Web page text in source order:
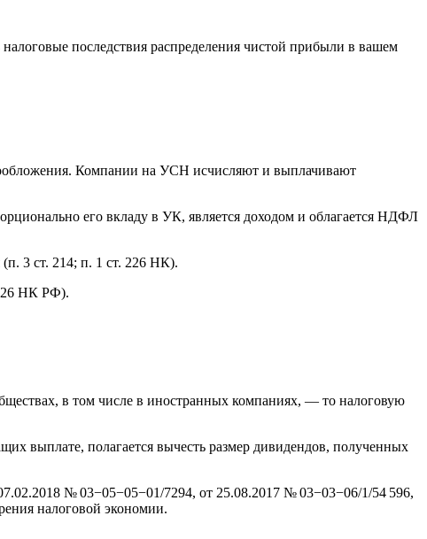
последствия распределения чистой прибыли в вашем
Компании на УСН исчисляют и выплачивают
его вкладу в УК, является доходом и облагается НДФЛ
3 ст. 214; п. 1 ст. 226 НК).
НК РФ).
в том числе в иностранных компаниях, — то налоговую
выплате, полагается вычесть размер дивидендов, полученных
№ 03−05−05−01/7294, от 25.08.2017 № 03−03−06/1/54 596,
налоговой экономии.